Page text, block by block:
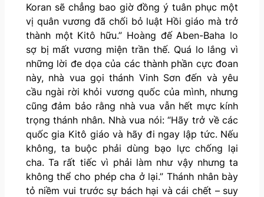
Koran sẽ chẳng bao giờ đồng ý tuân phục một
vị quân vương đã chối bỏ luật Hồi giáo mà trở
thành một Kitô hữu.” Hoàng đế Aben-Baha lo
sợ bị mất vương miện trần thế. Quá lo lắng vì
những lời đe dọa của các thành phần cực đoan
này, nhà vua gọi thánh Vinh Sơn đến và yêu
cầu ngài rời khỏi vương quốc của mình, nhưng
cũng đảm bảo rằng nhà vua vẫn hết mực kính
trọng thánh nhân. Nhà vua nói: “Hãy trở về các
quốc gia Kitô giáo và hãy đi ngay lập tức. Nếu
không, ta buộc phải dùng bạo lực chống lại
cha. Ta rất tiếc vì phải làm như vậy nhưng ta
không thể cho phép cha ở lại.” Thánh nhân bày
tỏ niềm vui trước sự bách hại và cái chết – suy